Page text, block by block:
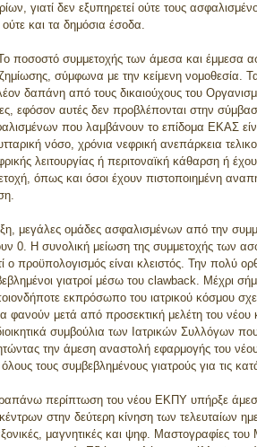
γιατί δεν εξυπηρετεί ούτε τους
και τα δημόσια έσοδα.
ποσοστό συμμετοχής των άμεσα και έμμεσα
σύμφωνα με την κείμενη νομοθεσία.
δαπάνη από τους δικαιούχους του
εφόσον αυτές δεν προβλέπονται στην
που λαμβάνουν το επίδομα ΕΚΑΣ
νόσο, χρόνια νεφρική ανεπάρκεια
λειτουργίας ή περιτοναϊκή κάθαρση ή
όπως και όσοι έχουν πιστοποιημένη
μεγάλες ομάδες ασφαλισμένων από την
0. Η συνολική μείωση της συμμετοχής των
ο προϋπολογισμός είναι κλειστός. Την πολύ
γιατροί μέσω του clawback. Μέχρι
εκπρόσωπο του ιατρικού κόσμου
φανούν μετά από προσεκτική μελέτη του
συμβούλια των Ιατρικών Συλλόγων
την άμεση αναστολή εφαρμογής του
τους συμβεβλημένους γιατρούς για τις
περίπτωση του νέου ΕΚΠΥ υπήρξε
στην δεύτερη κίνηση των τελευταίων
μαγνητικές και ψηφ. Μαστογραφίες